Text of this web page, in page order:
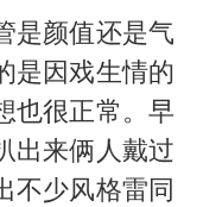
是颜值还是气
是因戏生情的
也很正常。早
出来俩人戴过
不少风格雷同